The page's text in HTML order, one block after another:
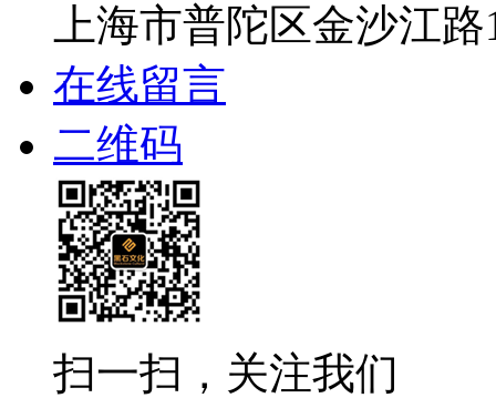
上海市普陀区金沙江
在线留言
二维码
扫一扫，关注我们